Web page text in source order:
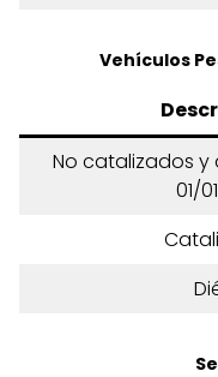
Vehículos
No catalizados y
01/